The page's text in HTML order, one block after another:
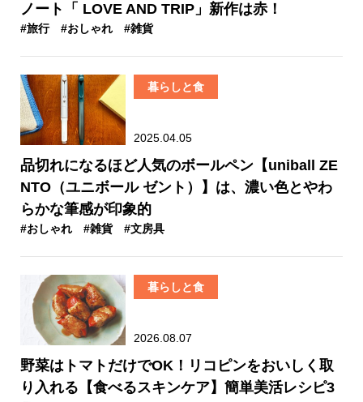
ノート「 LOVE AND TRIP」新作は赤！
#旅行 #おしゃれ #雑貨
暮らしと食
2025.04.05
品切れになるほど人気のボールペン【uniball ZE
NTO（ユニボール ゼント）】は、濃い色とやわ
らかな筆感が印象的
#おしゃれ #雑貨 #文房具
暮らしと食
2026.08.07
野菜はトマトだけでOK！リコピンをおいしく取
り入れる【食べるスキンケア】簡単美活レシピ3